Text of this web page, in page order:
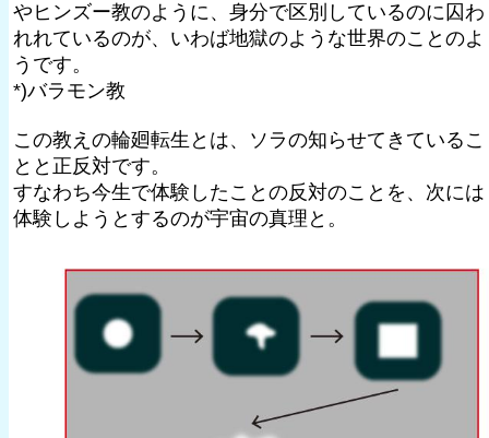
やヒンズー教のように、身分で区別しているのに囚わ
れれているのが、いわば地獄のような世界のことのよ
うです。
*)バラモン教
この教えの輪廻転生とは、ソラの知らせてきているこ
とと正反対です。
すなわち今生で体験したことの反対のことを、次には
体験しようとするのが宇宙の真理と。